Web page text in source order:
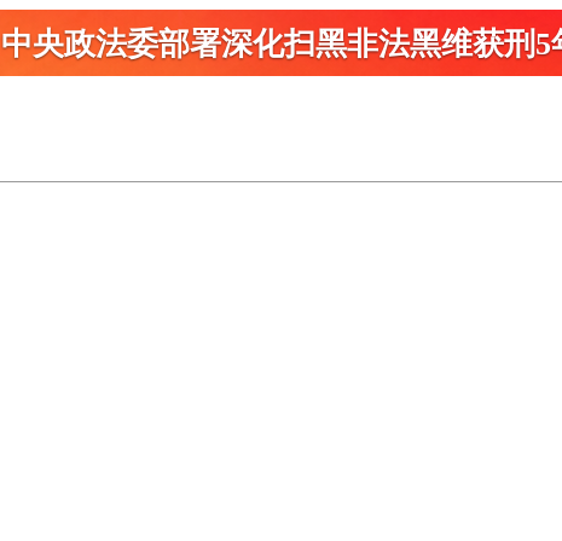
中央政法委部署深化扫黑非法黑维获刑5